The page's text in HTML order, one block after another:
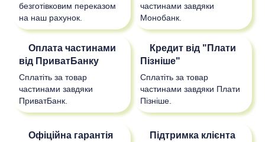
безготівковим переказом
на наш рахунок.
частинами завдяки
Монобанк.
Оплата частинами
від ПриватБанку
Сплатіть за товар
частинами завдяки
ПриватБанк.
Кредит від "Плати
Пізніше"
Сплатіть за товар
частинами завдяки Плати
Пізніше.
Офіційна гарантія
Підтримка клієнта